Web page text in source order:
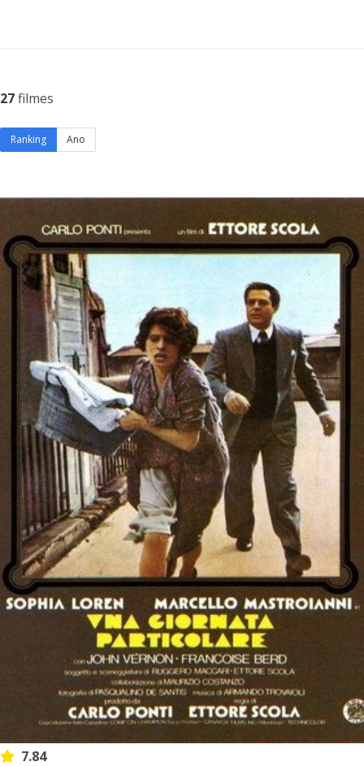
27filmes
Ranking Ano
7.84